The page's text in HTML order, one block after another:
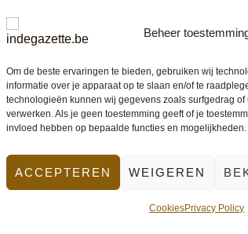
Beheer
Om de beste ervaringen te bieden, gebruiken wij
informatie over je apparaat op te slaan en/of te
technologieën kunnen wij gegevens zoals surfgedrag of
verwerken. Als je geen toestemming geeft of je
invloed hebben op bepaalde functies en mogelijkheden.
ACCEPTEREN WEIGEREN
CookiesPrivacy Policy
•Contact